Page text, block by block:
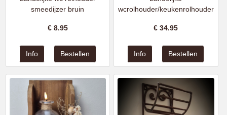
smeedijzer bruin
€ 8.95
wcrolhouder/keukenrolhouder
€34.95